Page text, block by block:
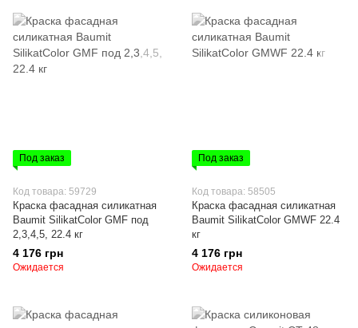
Под заказ
Код товара: 59729
Краска фасадная силикатная
Baumit SilikatColor GMF под
2,3,4,5, 22.4 кг
4 176 грн
Ожидается
Под заказ
Код товара: 58505
Краска фасадная силикатная
Baumit SilikatColor GMWF 22.4
кг
4 176 грн
Ожидается